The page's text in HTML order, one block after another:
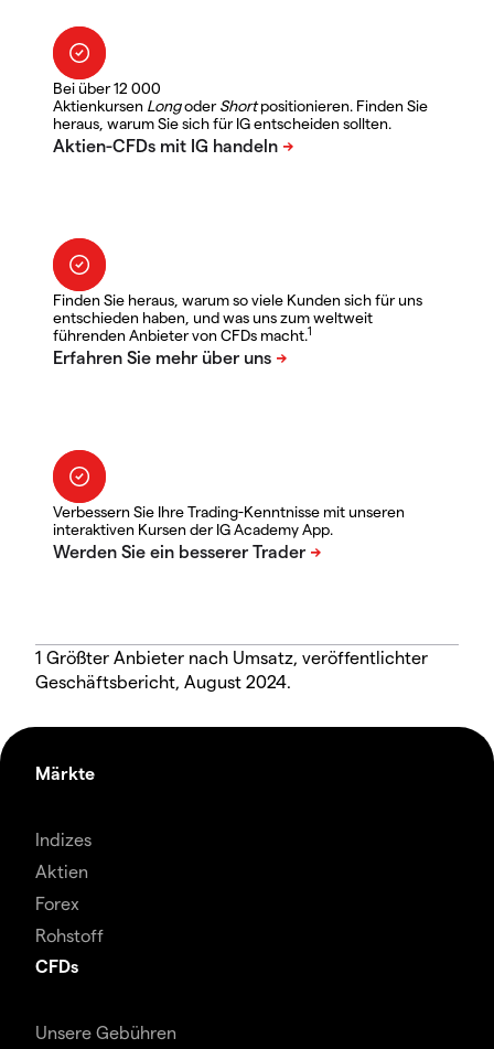
Bei über 12 000
Aktienkursen LongoderShortpositionieren. Finden Sie
heraus, warum Sie sich für IG entscheiden sollten.
Finden Sie heraus, warum so viele Kunden sich für uns
entschieden haben, und was uns zum weltweit
führenden Anbieter von CFDs macht.1
Verbessern Sie Ihre Trading-Kenntnisse mit unseren
interaktiven Kursen der IG Academy App.
1 Größter Anbieter nach Umsatz, veröffentlichter
Geschäftsbericht, August 2024.
Märkte
Indizes
Aktien
Forex
Rohstoff
CFDs
Unsere Gebühren